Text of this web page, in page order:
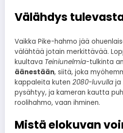
Välähdys
Vaikka Pike-hahmo jää
välähtää jotain merkittävää.
kuultava Teiniunelmia-tulkinta
äänestään, siitä, joka
kappaleita kuten 2080-luvulla ja
pysähtyy, ja kameran kautta
roolihahmo, vaan ihminen.
Mistä elokuvan